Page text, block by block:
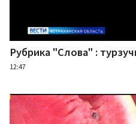
Рубрика "Слова" :
12:47